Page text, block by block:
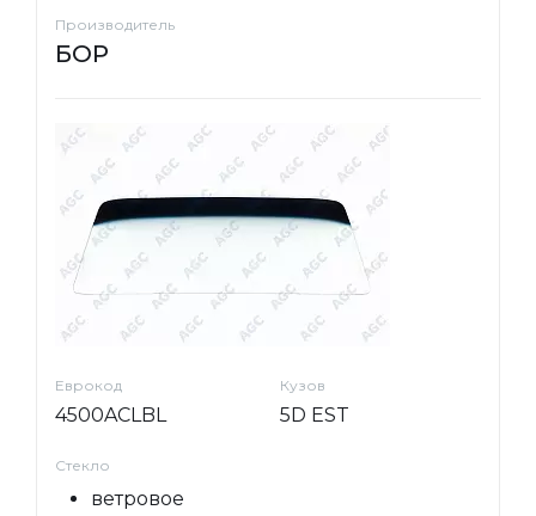
Производитель
БОР
Еврокод
4500ACLBL
Кузов
5D EST
Стекло
ветровое